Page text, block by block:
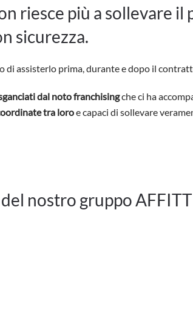
riesce più a sollevare
sicurezza.
di assisterlo prima, durante e dopo il
dal noto franchisingche ci ha
tra loroe capaci di sollevare
nostro gruppo